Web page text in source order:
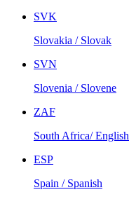
SVK
Slovakia / Slovak
SVN
Slovenia / Slovene
ZAF
South Africa/ English
ESP
Spain / Spanish